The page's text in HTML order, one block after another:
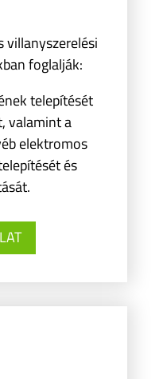
villanyszerelési
foglalják:
telepítését
valamint a
elektromos
és